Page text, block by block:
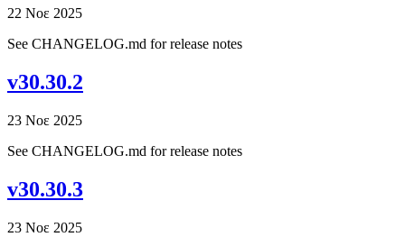
22 Νοε 2025
See CHANGELOG.md for release notes
v30.30.2
23 Νοε 2025
See CHANGELOG.md for release notes
v30.30.3
23 Νοε 2025